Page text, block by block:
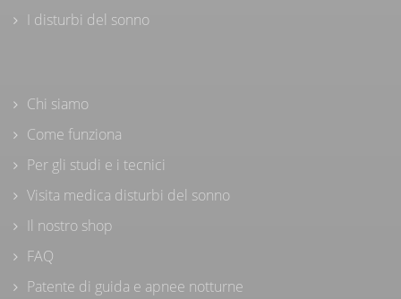
I disturbi del sonno
Chi siamo
Come funziona
Per gli studi e i tecnici
Visita medica disturbi del sonno
Il nostro shop
FAQ
Patente di guida e apnee notturne